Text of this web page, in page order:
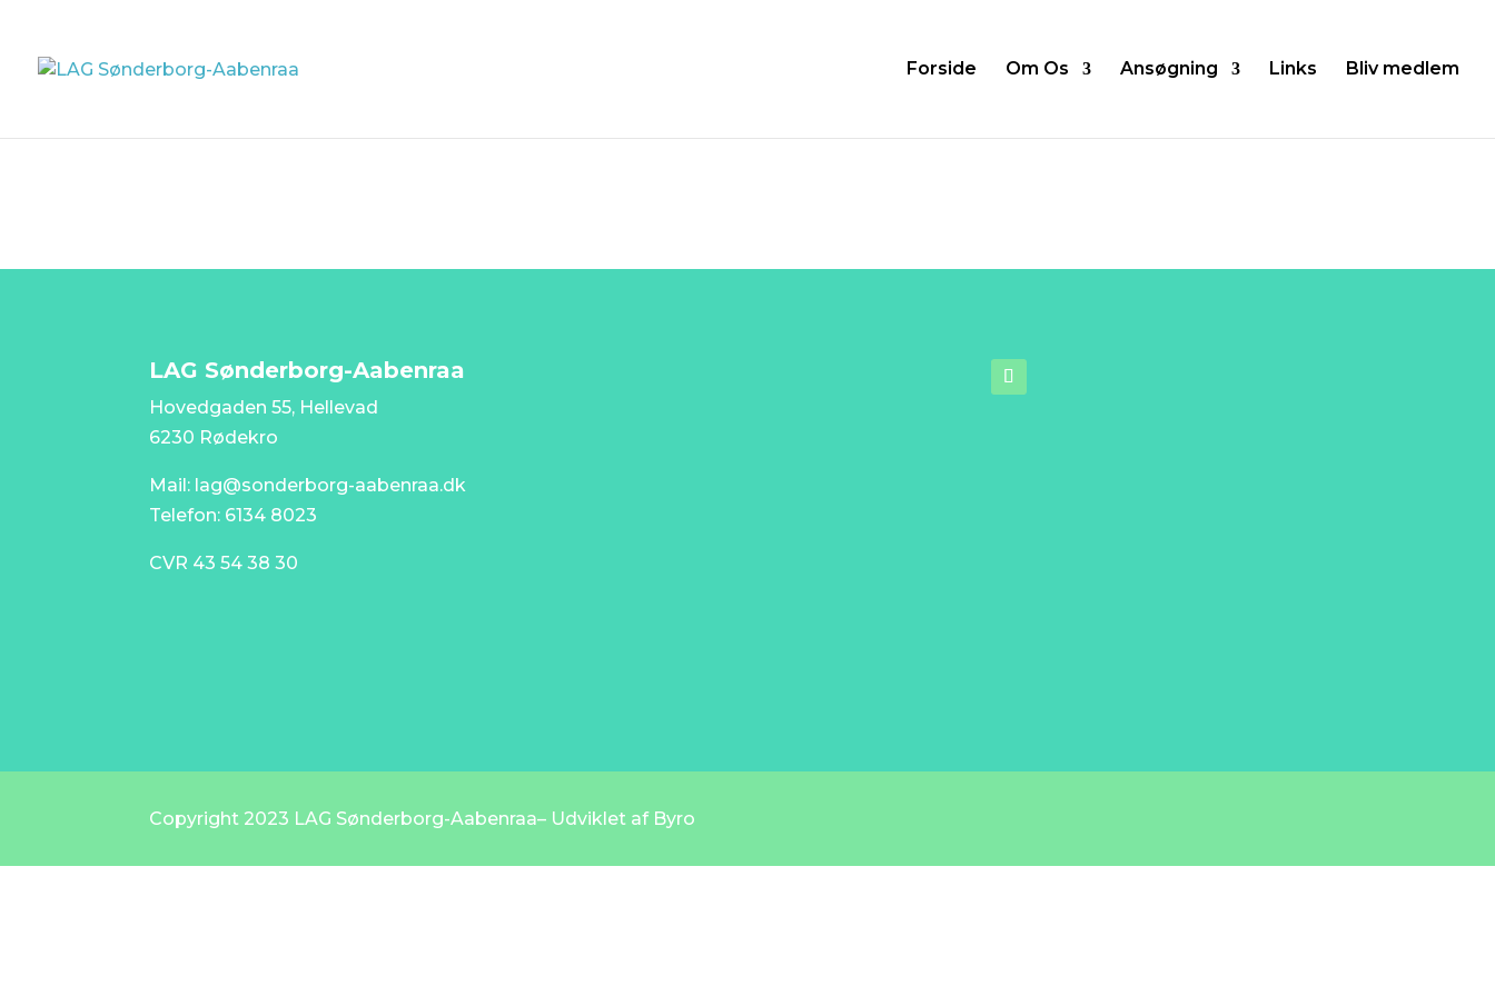
Forside Om Os Ansøgning Links Bliv medlem
LAG Sønderborg-Aabenraa
Hovedgaden 55, Hellevad
6230 Rødekro
Mail: lag@sonderborg-aabenraa.dk
Telefon: 6134 8023
CVR 43 54 38 30
Copyright 2023 LAG Sønderborg-Aabenraa– Udviklet af Byro